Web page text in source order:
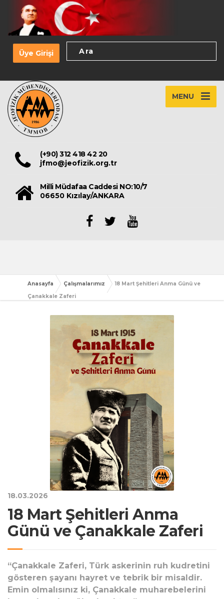
Üye Girişi
MENU
(+90) 312 418 42 20
jfmo@jeofizik.org.tr
Milli Müdafaa Caddesi NO:10/7
06650 Kızılay/ANKARA
Anasayfa Çalışmalarımız
18 Mart Şehitleri Anma Günü ve
Çanakkale Zaferi
18.03.2026
18 Mart Şehitleri Anma
Günü ve Çanakkale Zaferi
“Çanakkale Zaferi, Türk askerinin ruh kudretini
gösteren şayanı hayret ve tebrik bir misaldir.
Emin olmalısınız ki, Çanakkale muharebelerini